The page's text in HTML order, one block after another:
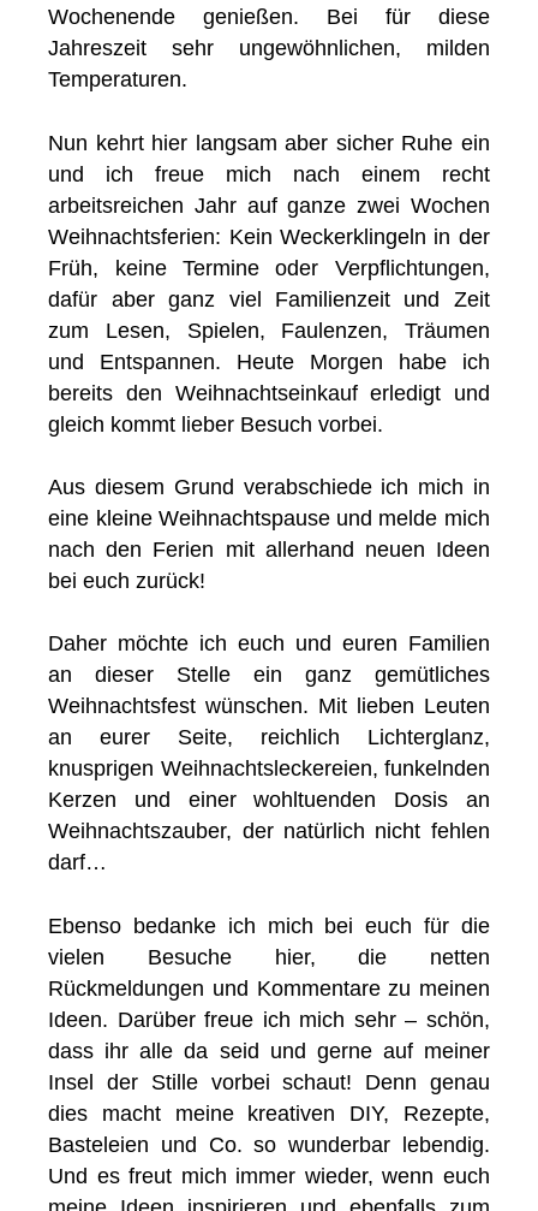
Wochenende genießen. Bei für diese
Jahreszeit sehr ungewöhnlichen, milden
Temperaturen.
Nun kehrt hier langsam aber sicher Ruhe ein
und ich freue mich nach einem recht
arbeitsreichen Jahr auf ganze zwei Wochen
Weihnachtsferien: Kein Weckerklingeln in der
Früh, keine Termine oder Verpflichtungen,
dafür aber ganz viel Familienzeit und Zeit
zum Lesen, Spielen, Faulenzen, Träumen
und Entspannen. Heute Morgen habe ich
bereits den Weihnachtseinkauf erledigt und
gleich kommt lieber Besuch vorbei.
Aus diesem Grund verabschiede ich mich in
eine kleine Weihnachtspause und melde mich
nach den Ferien mit allerhand neuen Ideen
bei euch zurück!
Daher möchte ich euch und euren Familien
an dieser Stelle ein ganz gemütliches
Weihnachtsfest wünschen. Mit lieben Leuten
an eurer Seite, reichlich Lichterglanz,
knusprigen Weihnachtsleckereien, funkelnden
Kerzen und einer wohltuenden Dosis an
Weihnachtszauber, der natürlich nicht fehlen
darf…
Ebenso bedanke ich mich bei euch für die
vielen Besuche hier, die netten
Rückmeldungen und Kommentare zu meinen
Ideen. Darüber freue ich mich sehr – schön,
dass ihr alle da seid und gerne auf meiner
Insel der Stille vorbei schaut! Denn genau
dies macht meine kreativen DIY, Rezepte,
Basteleien und Co. so wunderbar lebendig.
Und es freut mich immer wieder, wenn euch